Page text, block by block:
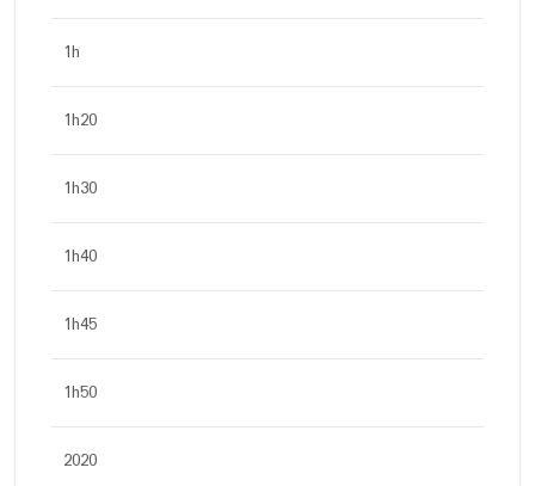
1h
1h20
1h30
1h40
1h45
1h50
2020